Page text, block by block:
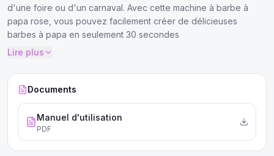
d'une foire ou d'un carnaval. Avec cette machine à barbe à
papa rose, vous pouvez facilement créer de délicieuses
barbes à papa en seulement 30 secondes
Lire plus
Documents
Manuel d'utilisation
PDF